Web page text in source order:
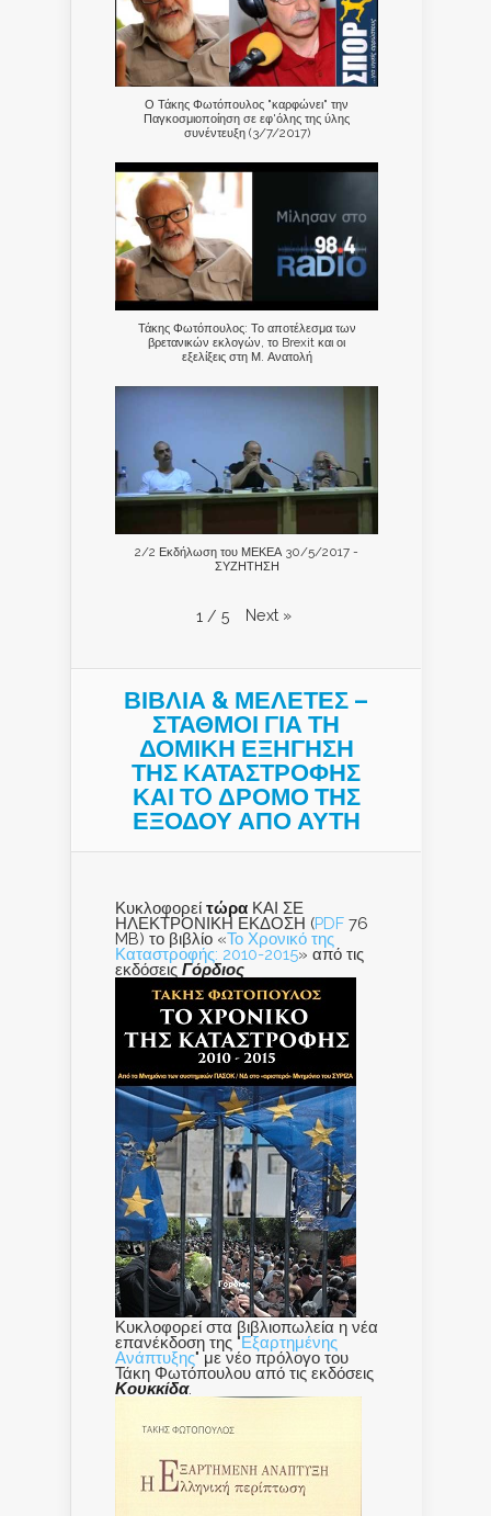
Ο Τάκης Φωτόπουλος "καρφώνει" την
Παγκοσμιοποίηση σε εφ'όλης της ύλης
συνέντευξη (3/7/2017)
Τάκης Φωτόπουλος: Το αποτέλεσμα των
βρετανικών εκλογών, το Brexit και οι
εξελίξεις στη Μ. Ανατολή
2/2 Εκδήλωση του ΜΕΚΕΑ 30/5/2017 -
ΣΥΖΗΤΗΣΗ
1 / 5 Next »
ΒΙΒΛΙΑ & ΜΕΛΕΤΕΣ –
ΣΤΑΘΜΟΙ ΓΙΑ ΤΗ
ΔΟΜΙΚΗ ΕΞΗΓΗΣΗ
ΤΗΣ ΚΑΤΑΣΤΡΟΦΗΣ
ΚΑΙ ΤO ΔΡΟΜΟ ΤΗΣ
ΕΞΟΔΟΥ ΑΠΟ ΑΥΤΗ
Κυκλοφορεί τώρα ΚΑΙ ΣΕ
ΗΛΕΚΤΡΟΝΙΚΗ ΕΚΔΟΣΗ (PDF 76
MB) το βιβλίο «Το Χρονικό της
Καταστροφής: 2010-2015» από τις
εκδόσεις Γόρδιος
Κυκλοφορεί στα βιβλιοπωλεία η νέα
επανέκδοση της "Εξαρτημένης
Ανάπτυξης" με νέο πρόλογο του
Τάκη Φωτόπουλου από τις εκδόσεις
Κουκκίδα.